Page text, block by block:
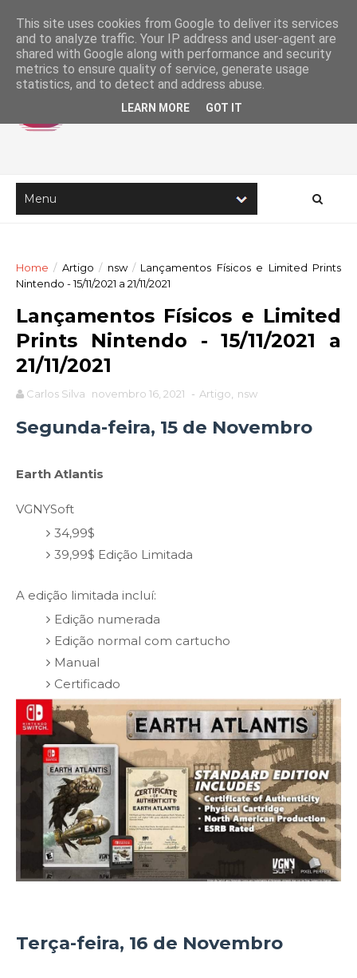
Home / Artigo / nsw / Lançamentos Físicos e Limited Prints
Nintendo - 15/11/2021 a 21/11/2021
Lançamentos Físicos e Limited
Prints Nintendo - 15/11/2021 a
21/11/2021
Carlos Silva novembro 16, 2021 - Artigo nsw
Segunda-feira, 15 de Novembro
Earth Atlantis
VGNYSoft
34,99$
39,99$ Edição Limitada
A edição limitada incluí:
Edição numerada
Edição normal com cartucho
Manual
Certificado
Terça-feira, 16 de Novembro
This site uses cookies from Google to deliver its services
and to analyze traffic. Your IP address and user-agent are
shared with Google along with performance and security
metrics to ensure quality of service, generate usage
statistics, and to detect and address abuse.
LEARN MORE GOT IT